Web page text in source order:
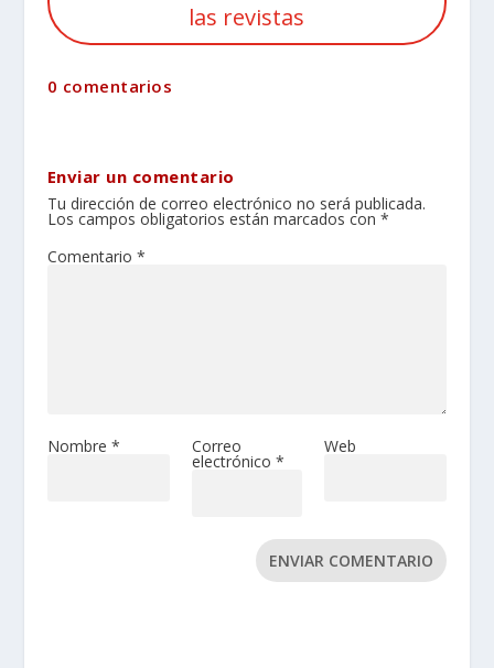
las revistas
0 comentarios
Enviar un comentario
Tu dirección de correo electrónico no será publicada.
Los campos obligatorios están marcados con *
Comentario *
Nombre * Correo
electrónico *
Web
ENVIAR COMENTARIO